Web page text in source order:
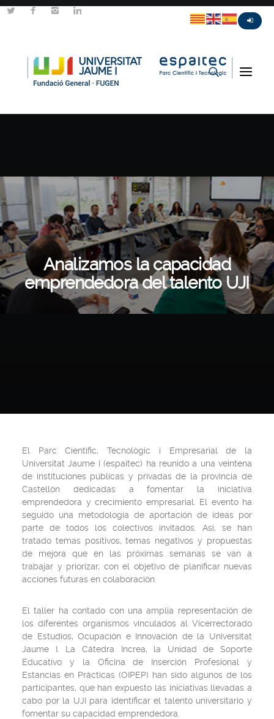
Analizamos la capacidad
emprendedora del talento UJI
El Parc Científic, Tecnològic i Empresarial de la
Universitat Jaume I (espaitec) ha reunido a una veintena
de instituciones públicas y privadas de la provincia de
Castellón dedicadas a fomentar la iniciativa
emprendedora y crecimiento empresarial. El evento ha
seguido una metodología de aportación de ideas por
parte de todos los colectivos invitados. Así, se han
tratado temas positivos, temas negativos y propuestas
de mejora que en las próximas semanas se van a
trabajar y priorizar, con el objetivo de planificar nuevas
acciones futuras en colaboración.
El taller ha contado con una amplia representación de
los diferentes organismos vinculados al Vicerrectorado
de Estudios, Ocupación e Innovación de la Universitat
Jaume I. La Cátedra Increa, la Unidad de Soporte
Educativo y la Oficina de Inserción Profesional y
Estancias en Prácticas (OIPEP) han sido algunos de los
participantes, que han expuesto las iniciativas llevadas a
cabo por la UJI para identificar el talento universitario y
fomentar su capacidad emprendedora.